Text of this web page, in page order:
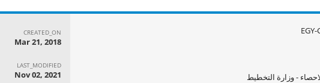
- وزارة التخطيط
CREATED_ON
Mar 21, 2018
LAST_MODIFIED
Nov 02, 2021